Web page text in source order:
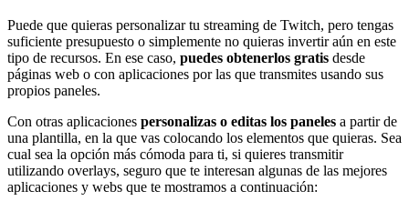
Puede que quieras personalizar tu streaming de Twitch, pero tengas
suficiente presupuesto o simplemente no quieras invertir aún en este
tipo de recursos. En ese caso, puedes obtenerlos gratis desde
páginas web o con aplicaciones por las que transmites usando sus
propios paneles.
Con otras aplicaciones personalizas o editas los paneles a partir de
una plantilla, en la que vas colocando los elementos que quieras. Sea
cual sea la opción más cómoda para ti, si quieres transmitir
utilizando overlays, seguro que te interesan algunas de las mejores
aplicaciones y webs que te mostramos a continuación: